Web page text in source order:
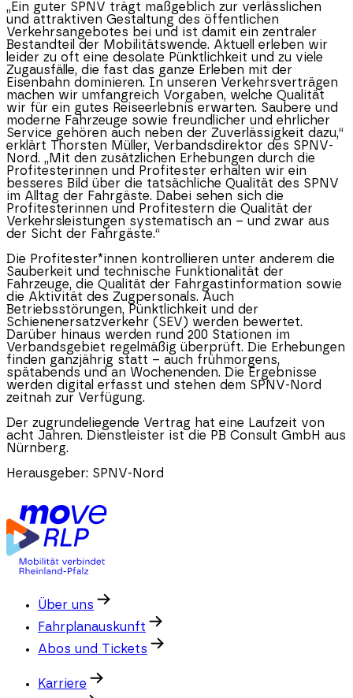
„Ein guter SPNV trägt maßgeblich zur verlässlichen
und attraktiven Gestaltung des öffentlichen
Verkehrsangebotes bei und ist damit ein zentraler
Bestandteil der Mobilitätswende. Aktuell erleben wir
leider zu oft eine desolate Pünktlichkeit und zu viele
Zugausfälle, die fast das ganze Erleben mit der
Eisenbahn dominieren. In unseren Verkehrsverträgen
machen wir umfangreich Vorgaben, welche Qualität
wir für ein gutes Reiseerlebnis erwarten. Saubere und
moderne Fahrzeuge sowie freundlicher und ehrlicher
Service gehören auch neben der Zuverlässigkeit dazu,“
erklärt Thorsten Müller, Verbandsdirektor des SPNV-
Nord. „Mit den zusätzlichen Erhebungen durch die
Profitesterinnen und Profitester erhalten wir ein
besseres Bild über die tatsächliche Qualität des SPNV
im Alltag der Fahrgäste. Dabei sehen sich die
Profitesterinnen und Profitestern die Qualität der
Verkehrsleistungen systematisch an – und zwar aus
der Sicht der Fahrgäste.“
Die Profitester*innen kontrollieren unter anderem die
Sauberkeit und technische Funktionalität der
Fahrzeuge, die Qualität der Fahrgastinformation sowie
die Aktivität des Zugpersonals. Auch
Betriebsstörungen, Pünktlichkeit und der
Schienenersatzverkehr (SEV) werden bewertet.
Darüber hinaus werden rund 200 Stationen im
Verbandsgebiet regelmäßig überprüft. Die Erhebungen
finden ganzjährig statt – auch frühmorgens,
spätabends und an Wochenenden. Die Ergebnisse
werden digital erfasst und stehen dem SPNV-Nord
zeitnah zur Verfügung.
Der zugrundeliegende Vertrag hat eine Laufzeit von
acht Jahren. Dienstleister ist die PB Consult GmbH aus
Nürnberg.
Herausgeber: SPNV-Nord
Über uns
Fahrplanauskunft
Abos und Tickets
Karriere